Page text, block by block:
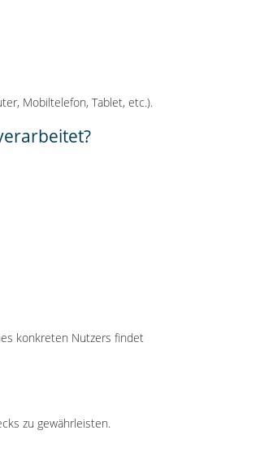
Mobiltelefon, Tablet, etc.).
konkreten Nutzers findet
zu gewährleisten.